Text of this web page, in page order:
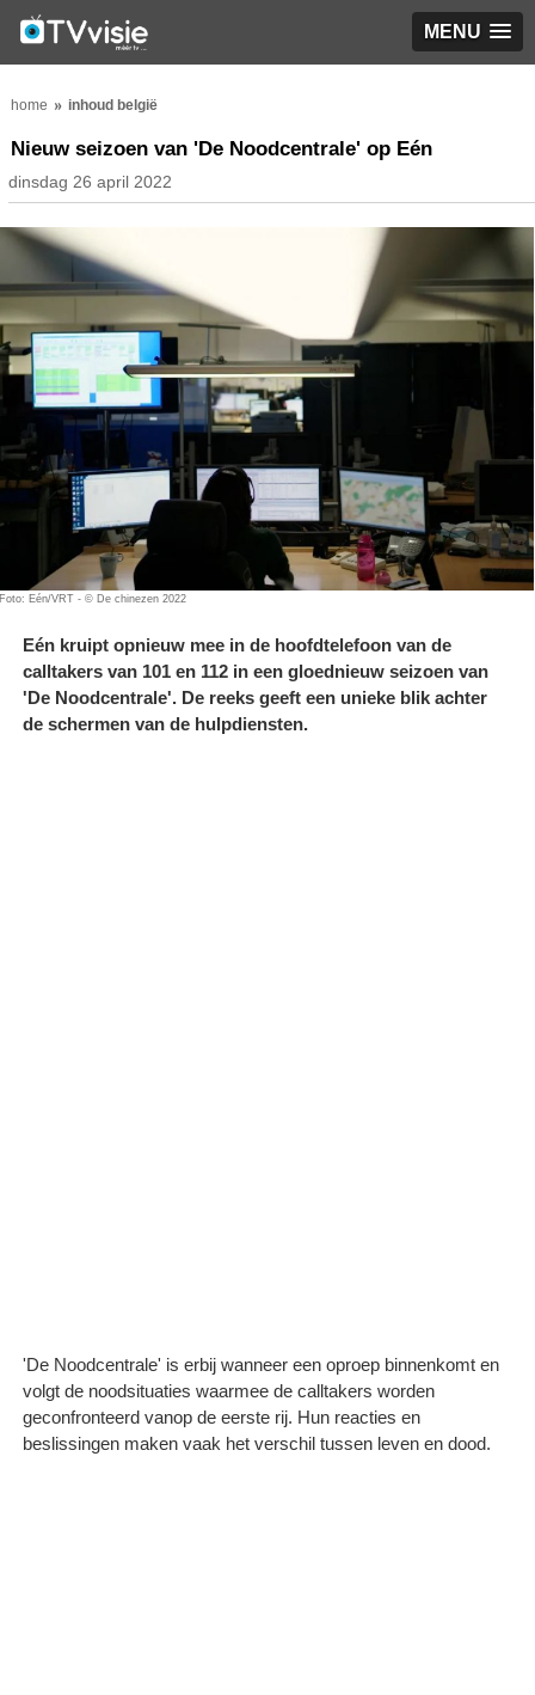
MENU
home inhoud belgië
Nieuw seizoen van 'De Noodcentrale' op Eén
dinsdag 26 april 2022
Foto: Eén/VRT - © De chinezen 2022
Eén kruipt opnieuw mee in de hoofdtelefoon van de
calltakers van 101 en 112 in een gloednieuw seizoen van
'De Noodcentrale'. De reeks geeft een unieke blik achter
de schermen van de hulpdiensten.
'De Noodcentrale' is erbij wanneer een oproep binnenkomt en
volgt de noodsituaties waarmee de calltakers worden
geconfronteerd vanop de eerste rij. Hun reacties en
beslissingen maken vaak het verschil tussen leven en dood.